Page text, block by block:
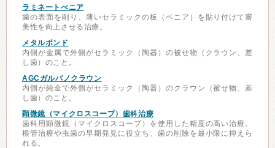
ラミネートべニア
歯の表面を削り、薄いセラミックの板（ベニア）を貼り付けて審
美性を向上させる治療。
メタルボンド
内側が金属で外側がセラミック（陶器）の被せ物（クラウン、差
し歯）のこと。
AGCガルバノクラウン
内側が純金で外側がセラミック（陶器）のクラウン（被せ物、差
し歯）のこと。
顕微鏡（マイクロスコープ）歯科治療
歯科用顕微鏡（マイクロスコープ）を使用した精度の高い治療。
根管治療や虫歯の早期発見に役立ち、歯の削除を最小限に抑えら
れる。